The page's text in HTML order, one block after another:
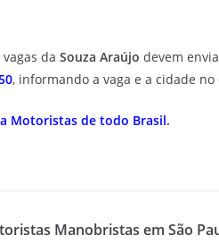
da Souza Araújo devem
, informando a vaga e a cidade no
Motoristas de todo Brasil.
Manobristas em São